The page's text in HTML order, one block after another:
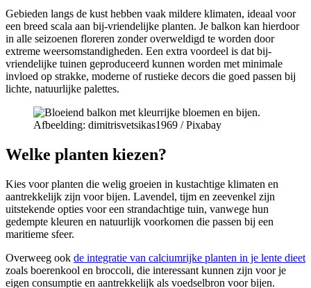
Gebieden langs de kust hebben vaak mildere klimaten, ideaal voor
een breed scala aan bij-vriendelijke planten. Je balkon kan hierdoor
in alle seizoenen floreren zonder overweldigd te worden door
extreme weersomstandigheden. Een extra voordeel is dat bij-
vriendelijke tuinen geproduceerd kunnen worden met minimale
invloed op strakke, moderne of rustieke decors die goed passen bij
lichte, natuurlijke palettes.
Afbeelding: dimitrisvetsikas1969 / Pixabay
Welke planten kiezen?
Kies voor planten die welig groeien in kustachtige klimaten en
aantrekkelijk zijn voor bijen. Lavendel, tijm en zeevenkel zijn
uitstekende opties voor een strandachtige tuin, vanwege hun
gedempte kleuren en natuurlijk voorkomen die passen bij een
maritieme sfeer.
Overweeg ook de integratie van calciumrijke planten in je lente dieet
zoals boerenkool en broccoli, die interessant kunnen zijn voor je
eigen consumptie en aantrekkelijk als voedselbron voor bijen.